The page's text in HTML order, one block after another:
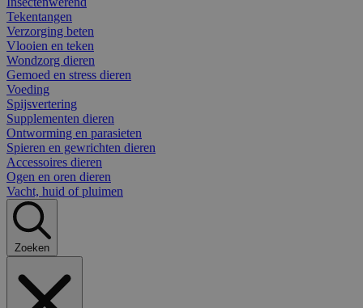
Tekentangen
Verzorging beten
Vlooien en teken
Wondzorg dieren
Gemoed en stress dieren
Voeding
Spijsvertering
Supplementen dieren
Ontworming en parasieten
Spieren en gewrichten dieren
Accessoires dieren
Ogen en oren dieren
Vacht, huid of pluimen
Zoeken